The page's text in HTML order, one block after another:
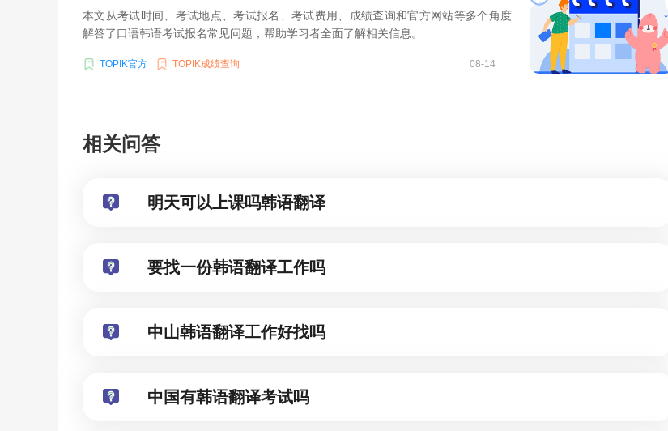
本文从考试时间、考试地点、考试报名、考试费用、成绩查询和官方网站等多个角度
解答了口语韩语考试报名常见问题，帮助学习者全面了解相关信息。
TOPIK官方 TOPIK成绩查询 08-14
相关问答
明天可以上课吗韩语翻译
要找一份韩语翻译工作吗
中山韩语翻译工作好找吗
中国有韩语翻译考试吗